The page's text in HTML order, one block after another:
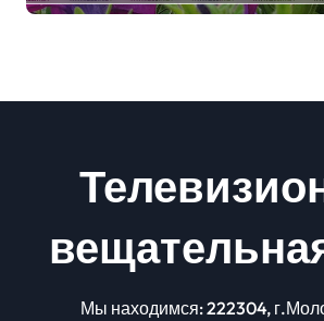
Мы находимся: 222304,